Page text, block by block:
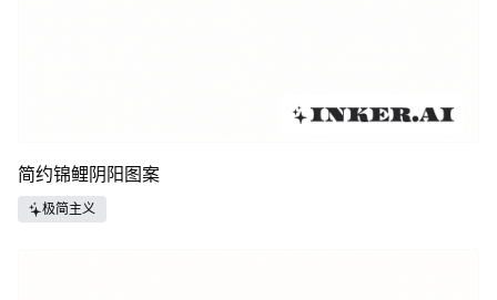
简约锦鲤阴阳图案
极简主义